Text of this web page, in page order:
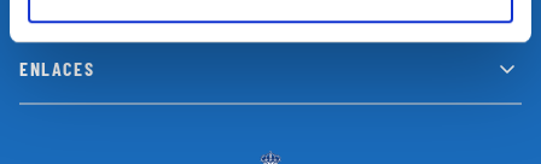
ENLACES